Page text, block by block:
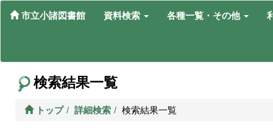
市立小諸図書館 資料検索 各種一覧・その他
検索結果一覧
トップ 詳細検索 検索結果一覧